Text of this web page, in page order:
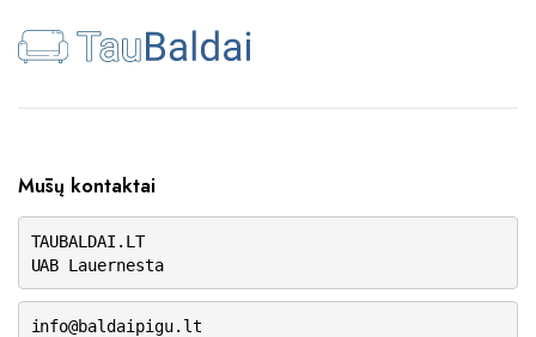
Mūsų kontaktai
TAUBALDAI.LT
UAB Lauernesta
info@baldaipigu.lt